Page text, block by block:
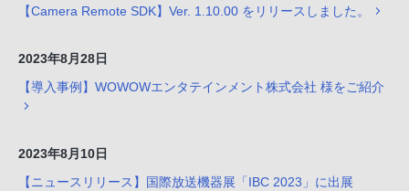
【Camera Remote SDK】Ver. 1.10.00 をリリースしました。
2023年8月28日
【導入事例】WOWOWエンタテインメント株式会社 様をご紹介
2023年8月10日
【ニュースリリース】国際放送機器展「IBC 2023」に出展